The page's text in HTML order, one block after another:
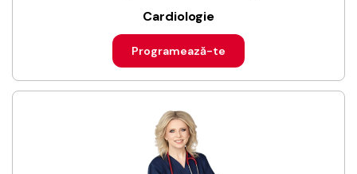
Cardiologie
Programează-te